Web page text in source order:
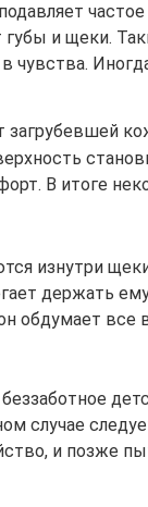
губы и щеки.
чувства.
загрубевшей
В итоге
изнутри
держать
обдумает
случае
и позже